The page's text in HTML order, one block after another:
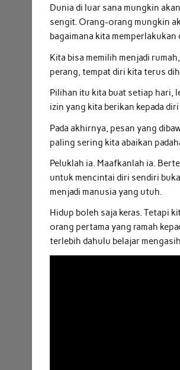
Dunia di luar sana mungkin
sengit. Orang-orang mungkin
bagaimana kita memperlakukan
Kita bisa memilih menjadi
perang, tempat diri kita terus
Pilihan itu kita buat setiap hari,
izin yang kita berikan kepada
Pada akhirnya, pesan yang
paling sering kita abaikan
Peluklah ia. Maafkanlah ia.
untuk mencintai diri sendiri
menjadi manusia yang utuh.
Hidup boleh saja keras. Tetapi
orang pertama yang ramah
terlebih dahulu belajar